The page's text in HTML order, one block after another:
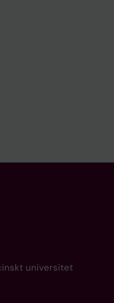
universitet